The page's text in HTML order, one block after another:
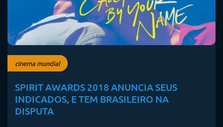
cinema mundial
SPIRIT AWARDS 2018 ANUNCIA SEUS
INDICADOS, E TEM BRASILEIRO NA
DISPUTA